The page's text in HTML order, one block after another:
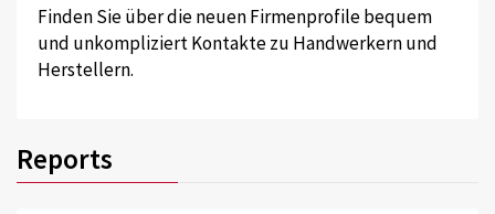
Finden Sie über die neuen Firmenprofile bequem
und unkompliziert Kontakte zu Handwerkern und
Herstellern.
Reports